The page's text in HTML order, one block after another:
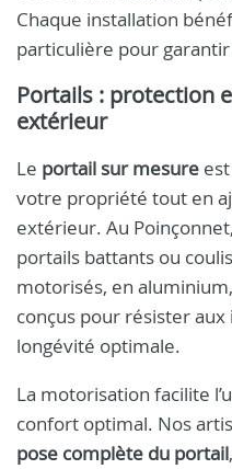
Chaque installation
particulière pour
Portails : protection
extérieur
Le portail sur mesure
votre propriété tout en
extérieur. Au
portails battants ou
motorisés, en
conçus pour résister
longévité optimale.
La motorisation facilite
confort optimal. Nos
pose complète du portail